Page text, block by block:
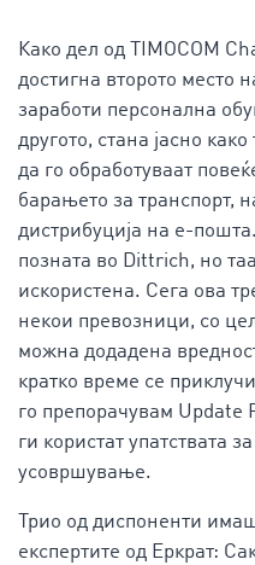
Како дел од TIMOCOM
достигна второто место
заработи персонална
другото, стана јасно
да го обработуваат
барањето за транспорт,
дистрибуција на е-
позната во Dittrich, но
искористена. Сега ова
некои превозници, со
можна додадена
кратко време се
го препорачувам Update
ги користат упатствата
усовршување.
Трио од диспоненти
експертите од Еркрат: